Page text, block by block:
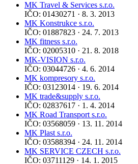
MK Travel & Services s.r.o.
IČO: 01430271 · 8. 3. 2013
MK Konstrukce s.r.o.
IČO: 01887823 · 24. 7. 2013
MK fitness s.r.o.
IČO: 02005310 · 21. 8. 2018
MK-VISION s.r.o.
IČO: 03044726 · 4. 6. 2014
MK kompresory s.r.o.
IČO: 03123014 · 19. 6. 2014
MK trade&supply s.r.o.
IČO: 02837617 · 1. 4. 2014
MK Road Transport s.r.o.
IČO: 03568059 · 13. 11. 2014
MK Plast s.r.o.
IČO: 03588394 · 24. 11. 2014
MK SERVICE CZECH s.r.o.
IČO: 03711129 · 14. 1. 2015